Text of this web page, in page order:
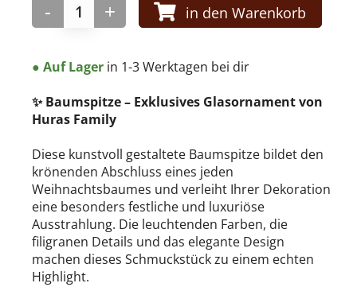
PAPIER-DEKO
Only Natural
- + in den Warenkorb
● Auf Lager in 1-3 Werktagen bei dir
✨ Baumspitze – Exklusives Glasornament von
Huras Family
Diese kunstvoll gestaltete Baumspitze bildet den
krönenden Abschluss eines jeden
Weihnachtsbaumes und verleiht Ihrer Dekoration
eine besonders festliche und luxuriöse
Ausstrahlung. Die leuchtenden Farben, die
filigranen Details und das elegante Design
machen dieses Schmuckstück zu einem echten
Highlight.